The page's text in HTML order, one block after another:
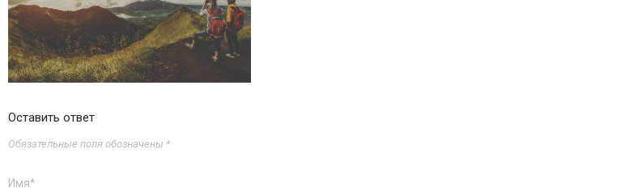
Оставить ответ
Обязательные поля обозначены *
Имя*